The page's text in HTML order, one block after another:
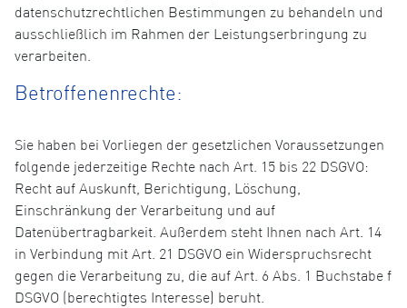
datenschutzrechtlichen Bestimmungen zu behandeln und
ausschließlich im Rahmen der Leistungserbringung zu
verarbeiten.
Betroffenenrechte:
Sie haben bei Vorliegen der gesetzlichen Voraussetzungen
folgende jederzeitige Rechte nach Art. 15 bis 22 DSGVO:
Recht auf Auskunft, Berichtigung, Löschung,
Einschränkung der Verarbeitung und auf
Datenübertragbarkeit. Außerdem steht Ihnen nach Art. 14
in Verbindung mit Art. 21 DSGVO ein Widerspruchsrecht
gegen die Verarbeitung zu, die auf Art. 6 Abs. 1 Buchstabe f
DSGVO (berechtigtes Interesse) beruht.